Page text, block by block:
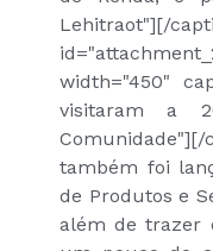
Lehitraot"][/
width="450"
visitaram a
Comunidade"][/
também foi
de Produtos e
além de trazer